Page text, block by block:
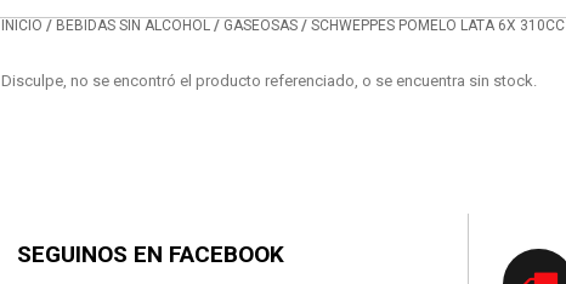
INICIO / BEBIDAS SIN ALCOHOL / GASEOSAS / SCHWEPPES POMELO LATA 6X 310CC
Disculpe, no se encontró el producto referenciado, o se encuentra sin stock.
SEGUINOS EN FACEBOOK